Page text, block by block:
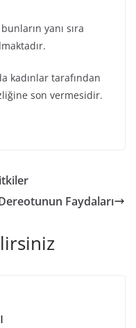
yanı sıra
kadınlar tarafından
son vermesidir.
Faydaları